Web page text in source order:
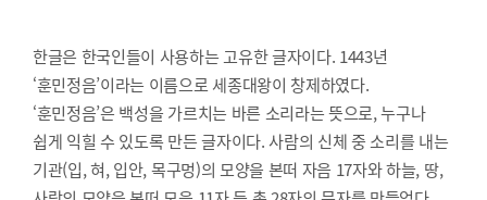
한글은 한국인들이 사용하는 고유한 글자이다. 1443년
‘훈민정음’이라는 이름으로 세종대왕이 창제하였다.
‘훈민정음’은 백성을 가르치는 바른 소리라는 뜻으로, 누구나
쉽게 익힐 수 있도록 만든 글자이다. 사람의 신체 중 소리를 내는
기관(입, 혀, 입안, 목구멍)의 모양을 본떠 자음 17자와 하늘, 땅,